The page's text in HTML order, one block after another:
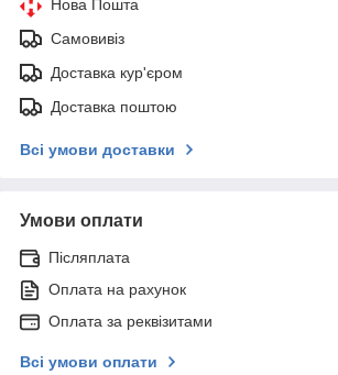
Нова Пошта
Самовивіз
Доставка кур'єром
Доставка поштою
Всі умови доставки
Умови оплати
Післяплата
Оплата на рахунок
Оплата за реквізитами
Всі умови оплати